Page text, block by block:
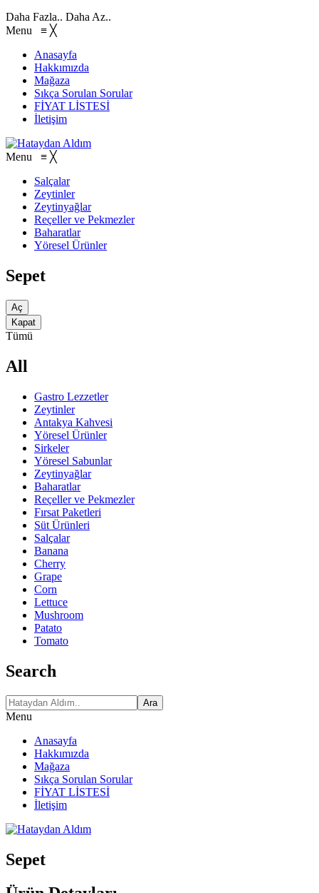
Daha Fazla.. Daha Az..
Menu ≡ ╳
Anasayfa
Hakkımızda
Mağaza
Sıkça Sorulan Sorular
FİYAT LİSTESİ
İletişim
Menu ≡ ╳
Salçalar
Zeytinler
Zeytinyağlar
Reçeller ve Pekmezler
Baharatlar
Yöresel Ürünler
Sepet
Aç
Kapat
Tümü
All
Gastro Lezzetler
Zeytinler
Antakya Kahvesi
Yöresel Ürünler
Sirkeler
Yöresel Sabunlar
Zeytinyağlar
Baharatlar
Reçeller ve Pekmezler
Fırsat Paketleri
Süt Ürünleri
Salçalar
Banana
Cherry
Grape
Corn
Lettuce
Mushroom
Patato
Tomato
Search
Ara
Menu
Anasayfa
Hakkımızda
Mağaza
Sıkça Sorulan Sorular
FİYAT LİSTESİ
İletişim
Sepet